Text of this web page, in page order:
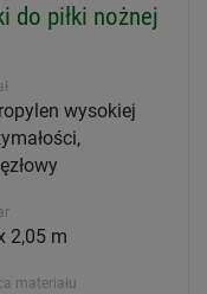
do piłki nożnej
wysokiej
2,05 m
materiału